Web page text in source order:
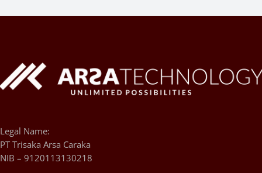
Legal Name:
PT Trisaka Arsa Caraka
NIB – 9120113130218